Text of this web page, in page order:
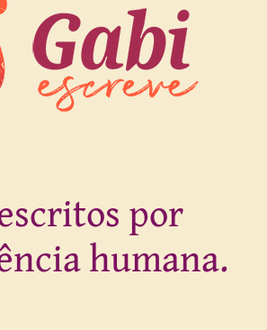
por
humana.